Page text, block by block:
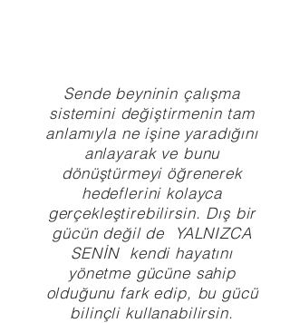
Sende beyninin çalışma
sistemini değiştirmenin tam
anlamıyla ne işine yaradığını
anlayarak ve bunu
dönüştürmeyi öğrenerek
hedeflerini kolayca
gerçekleştirebilirsin. Dış bir
gücün değil de YALNIZCA
SENİN kendi hayatını
yönetme gücüne sahip
olduğunu fark edip, bu gücü
bilinçli kullanabilirsin.